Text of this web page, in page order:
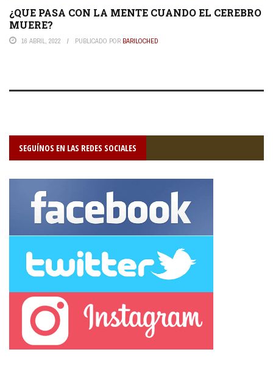
¿QUE PASA CON LA MENTE CUANDO EL CEREBRO
MUERE?
16 ABRIL, 2022 PUBLICADO POR BARILOCHED
SEGUÍNOS EN LAS REDES SOCIALES